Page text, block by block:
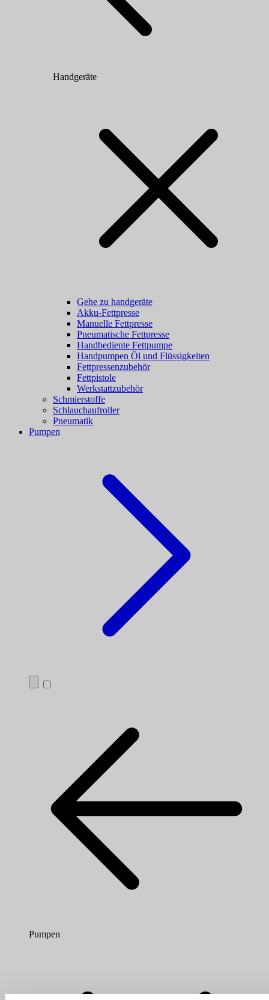
Handgeräte
Gehe zu handgeräte
Akku-Fettpresse
Manuelle Fettpresse
Pneumatische Fettpresse
Handbediente Fettpumpe
Handpumpen Öl und Flüssigkeiten
Fettpressenzubehör
Fettpistole
Werkstattzubehör
Schmierstoffe
Schlauchaufroller
Pneumatik
Pumpen
Pumpen